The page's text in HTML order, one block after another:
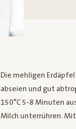
Die mehligen
abseien und gut
150°C 5-8 Minuten
Milch unterrühren.